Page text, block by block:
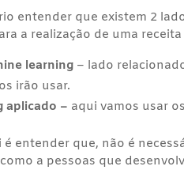
entender que existem 2
a realização de uma
learning – lado
irão usar.
aplicado – aqui vamos usar
entender que, não é
a pessoas que